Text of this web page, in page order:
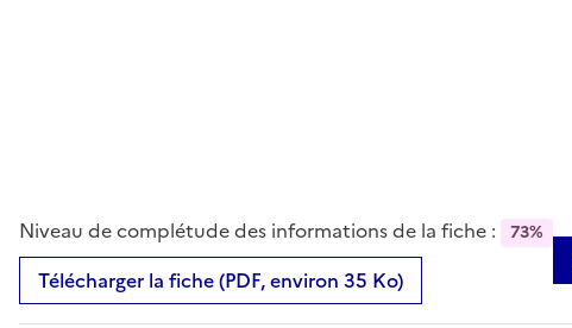
Niveau de complétude des informations de la fiche : 73%
Télécharger la fiche (PDF, environ 35 Ko)